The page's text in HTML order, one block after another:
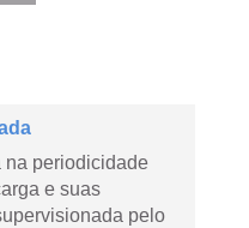
na periodicidade
e suas
pelo